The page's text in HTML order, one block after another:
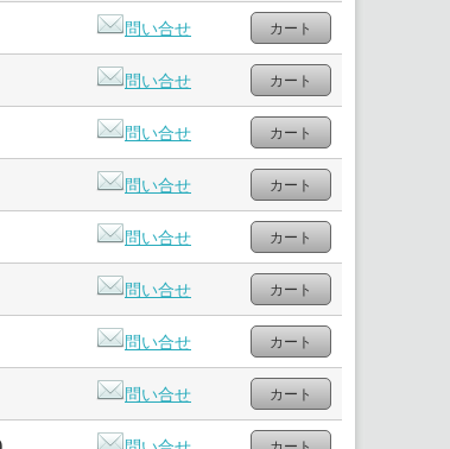
問い合せ
問い合せ
問い合せ
問い合せ
問い合せ
問い合せ
問い合せ
問い合せ